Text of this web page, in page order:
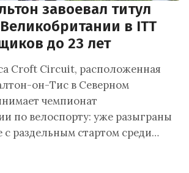
завоевал титул
в ITT
до 23 лет
Croft Circuit, расположенная
он-Тис в Северном
чемпионат
по велоспорту: уже разыграны
с раздельным стартом среди…